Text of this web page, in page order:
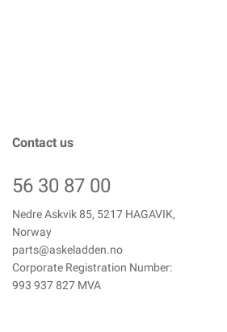
Contact us
56 30 87 00
Nedre Askvik 85, 5217 HAGAVIK,
Norway
parts@askeladden.no
Corporate Registration Number:
993 937 827 MVA